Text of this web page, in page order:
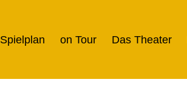
Spielplan on Tour Das Theater